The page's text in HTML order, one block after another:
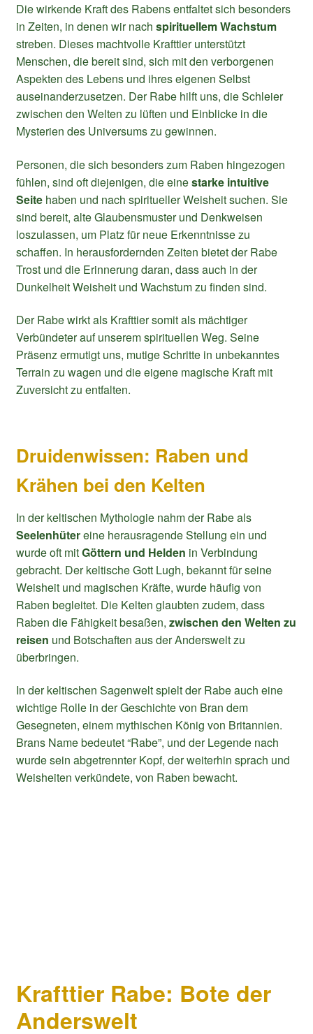
Die wirkende Kraft des Rabens entfaltet sich besonders
in Zeiten, in denen wir nach spirituellem Wachstum
streben. Dieses machtvolle Krafttier unterstützt
Menschen, die bereit sind, sich mit den verborgenen
Aspekten des Lebens und ihres eigenen Selbst
auseinanderzusetzen. Der Rabe hilft uns, die Schleier
zwischen den Welten zu lüften und Einblicke in die
Mysterien des Universums zu gewinnen.
Personen, die sich besonders zum Raben hingezogen
fühlen, sind oft diejenigen, die einestarke intuitive
Seite haben und nach spiritueller Weisheit suchen. Sie
sind bereit, alte Glaubensmuster und Denkweisen
loszulassen, um Platz für neue Erkenntnisse zu
schaffen. In herausfordernden Zeiten bietet der Rabe
Trost und die Erinnerung daran, dass auch in der
Dunkelheit Weisheit und Wachstum zu finden sind.
Der Rabe wirkt als Krafttier somit als mächtiger
Verbündeter auf unserem spirituellen Weg. Seine
Präsenz ermutigt uns, mutige Schritte in unbekanntes
Terrain zu wagen und die eigene magische Kraft mit
Zuversicht zu entfalten.
Druidenwissen: Raben und
Krähen bei den Kelten
In der keltischen Mythologie nahm der Rabe als
Seelenhütereine herausragende Stellung ein und
wurde oft mitGöttern und Helden in Verbindung
gebracht. Der keltische Gott Lugh, bekannt für seine
Weisheit und magischen Kräfte, wurde häufig von
Raben begleitet. Die Kelten glaubten zudem, dass
Raben die Fähigkeit besaßen, zwischen den Welten zu
reisen und Botschaften aus der Anderswelt zu
überbringen.
In der keltischen Sagenwelt spielt der Rabe auch eine
wichtige Rolle in der Geschichte von Bran dem
Gesegneten, einem mythischen König von Britannien.
Brans Name bedeutet “Rabe”, und der Legende nach
wurde sein abgetrennter Kopf, der weiterhin sprach und
Weisheiten verkündete, von Raben bewacht.
Krafttier Rabe: Bote der
Anderswelt